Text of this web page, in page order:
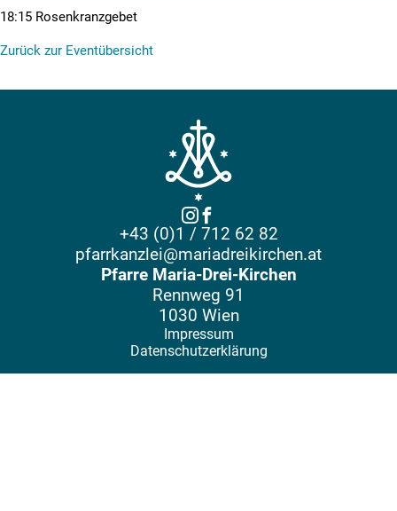
18:15 Rosenkranzgebet
Zurück zur Eventübersicht
+43 (0)1 / 712 62 82
pfarrkanzlei@mariadreikirchen.at
Pfarre Maria-Drei-Kirchen
Rennweg 91
1030 Wien
Impressum
Datenschutzerklärung